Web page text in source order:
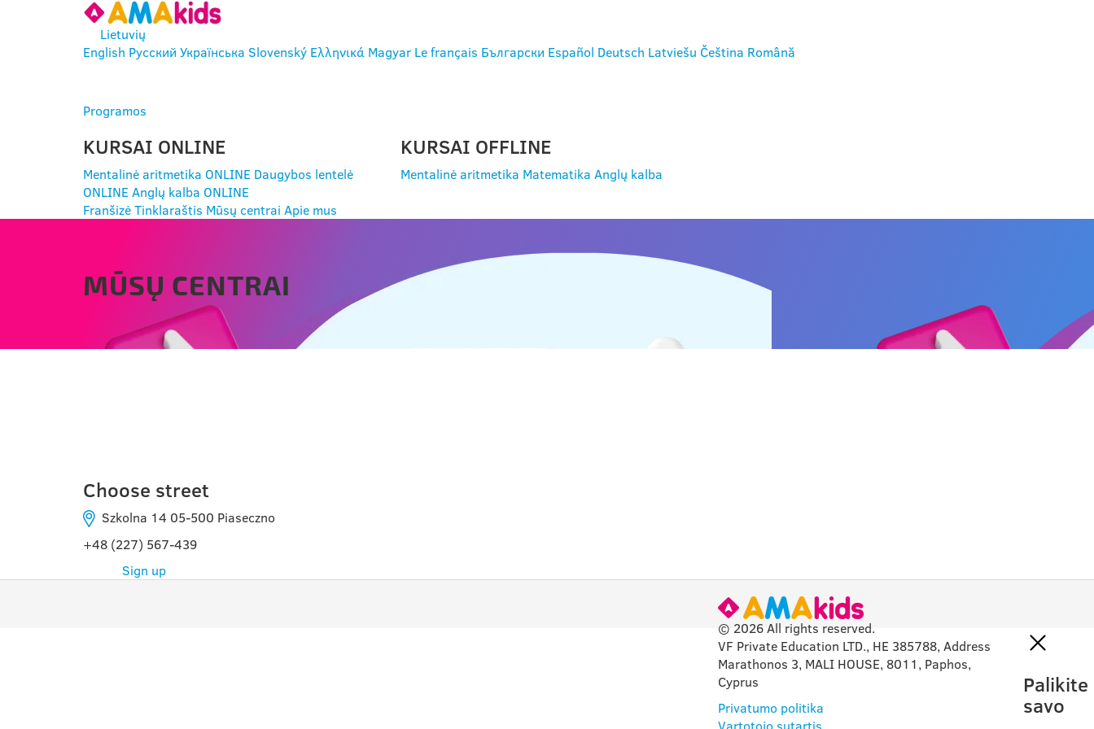
Lietuvių
English Русский Українська Slovenský Ελληνικά Magyar Le français Български Español Deutsch Latviešu Čeština Română
Programos
KURSAI ONLINE
Mentalinė aritmetika ONLINE Daugybos lentelė
ONLINE Anglų kalba ONLINE
KURSAI OFFLINE
Mentalinė aritmetika Matematika Anglų kalba
FranšizėTinklaraštis Mūsų centrai Apie mus
MŪSŲ CENTRAI
Choose street
Szkolna 14 05-500 Piaseczno
+48 (227) 567-439
Sign up
© 2026 All rights reserved.
VF Private Education LTD., HE 385788, Address
Marathonos 3, MALI HOUSE, 8011, Paphos,
Cyprus
Privatumo politika
Palikite
savo